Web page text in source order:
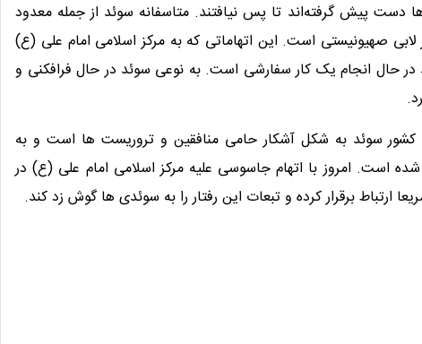
ها دست پیش گرفته‌اند تا پس نیافتند. متاسفانه سوئد از جمله معدود
صهیونیستی است. این اتهاماتی که به مرکز اسلامی امام علی (ع)
حال انجام یک کار سفارشی است. به نوعی سوئد در حال فرافکنی و
کشور سوئد به شکل آشکار حامی منافقین و تروریست ها است و به
است. امروز با اتهام جاسوسی علیه مرکز اسلامی امام علی (ع) در
ارتباط برقرار کرده و تبعات این رفتار را به سوئدی ها گوش زد کند.